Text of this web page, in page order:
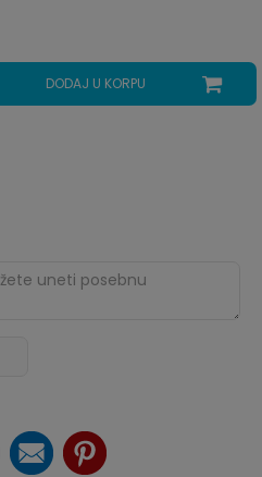
DODAJ U KORPU